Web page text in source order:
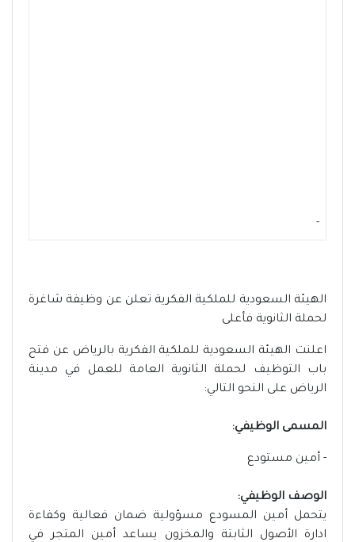
-
الهيئة السعودية للملكية الفكرية تعلن عن وظيفة شاغرة
لحملة الثانوية فأعلى
اعلنت الهيئة السعودية للملكية الفكرية بالرياض عن فتح
باب التوظيف لحملة الثانوية العامة للعمل في مدينة
الرياض على النحو التالي:
المسمى الوظيفي:
- أمين مستودع
الوصف الوظيفي:
يتحمل أمين المسودع مسؤولية ضمان فعالية وكفاءة
ادارة الأصول الثابتة والمخزون يساعد أمين المتجر في